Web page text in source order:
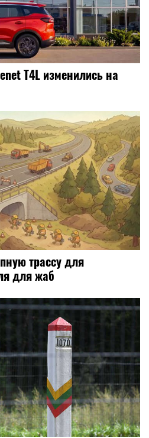
T4L изменились на
трассу для
для жаб